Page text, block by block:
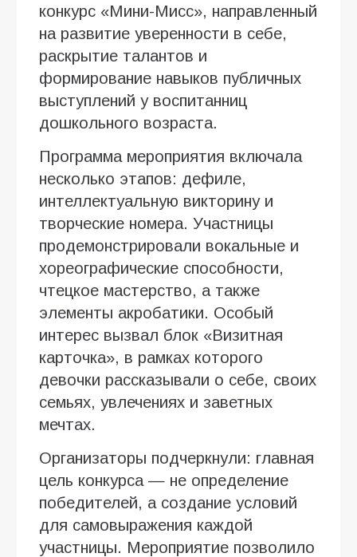
конкурс «Мини-Мисс», направленный
на развитие уверенности в себе,
раскрытие талантов и
формирование навыков публичных
выступлений у воспитанниц
дошкольного возраста.
Программа мероприятия включала
несколько этапов: дефиле,
интеллектуальную викторину и
творческие номера. Участницы
продемонстрировали вокальные и
хореографические способности,
чтецкое мастерство, а также
элементы акробатики. Особый
интерес вызвал блок «Визитная
карточка», в рамках которого
девочки рассказывали о себе, своих
семьях, увлечениях и заветных
мечтах.
Организаторы подчеркнули: главная
цель конкурса — не определение
победителей, а создание условий
для самовыражения каждой
участницы. Мероприятие позволило